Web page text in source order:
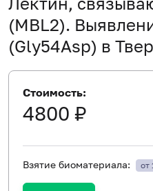
(MBL2).
(Gly54Asp) в
Стоимость:
4800 ₽
Взятие биоматериала: от